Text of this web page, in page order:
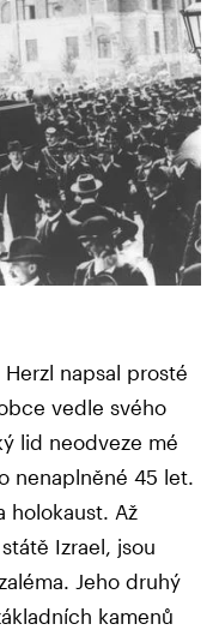
napsal prosté
vedle svého
lid neodveze mé
nenaplněné 45 let.
holokaust. Až
Izrael, jsou
Jeho druhý
kamenů